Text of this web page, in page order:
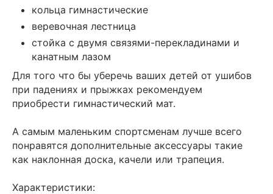
кольца гимнастические
веревочная лестница
стойка с двумя связями-перекладинами и
канатным лазом
Для того что бы уберечь ваших детей от ушибов
при падениях и прыжках рекомендуем
приобрести гимнастический мат.
А самым маленьким спортсменам лучше всего
понравятся дополнительные аксессуары такие
как наклонная доска, качели или трапеция.
Характеристики: